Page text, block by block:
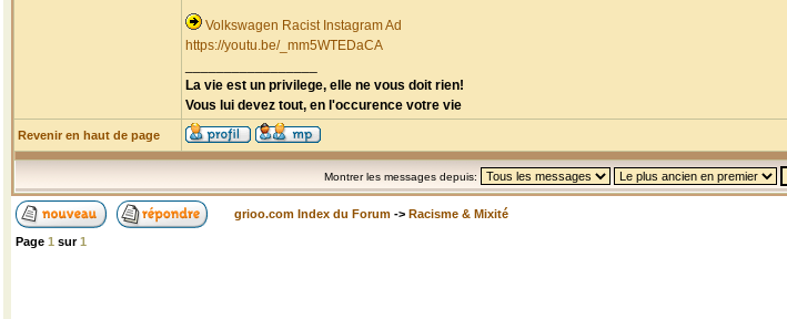
Volkswagen Racist Instagram Ad
https://youtu.be/_mm5WTEDaCA
La vie est un privilege, elle ne vous doit rien!
Vous lui devez tout, en l'occurence votre vie
Revenir en haut de page
Montrer les messages depuis:
grioo.com Index du Forum -> Racisme & Mixité
Page 1 sur1